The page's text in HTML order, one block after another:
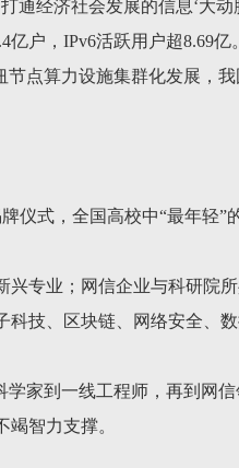
经济社会发展的信息‘大动
户，IPv6活跃用户超8.69
点算力设施集群化发展，
仪式，全国高校中“最年轻”
专业；网信企业与科研院
技、区块链、网络安全、数
家到一线工程师，再到网
智力支撑。